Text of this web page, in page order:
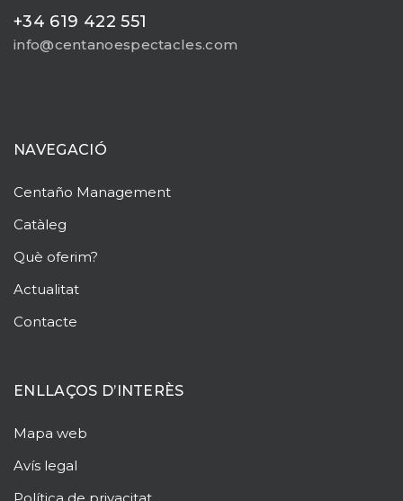
+34 619 422 551
info@centanoespectacles.com
NAVEGACIÓ
Centaño Management
Catàleg
Què oferim?
Actualitat
Contacte
ENLLAÇOS D’INTERÈS
Mapa web
Avís legal